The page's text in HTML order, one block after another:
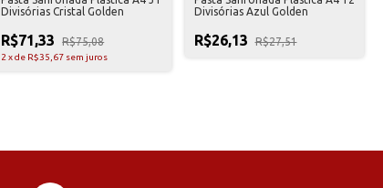
Divisórias Cristal Golden
R$71,33 R$75,08
2 xde R$35,67 sem juros
Divisórias Azul Golden
R$26,13 R$27,51